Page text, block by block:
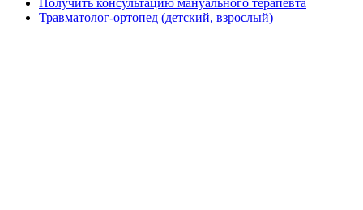
Получить консультацию мануального терапевта
Травматолог-ортопед (детский, взрослый)